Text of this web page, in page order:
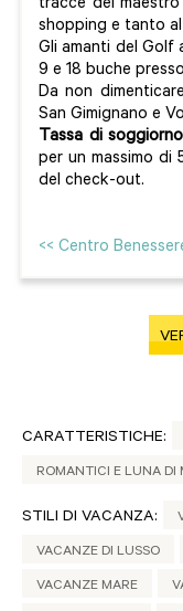
tracce del maestro
shopping e tanto
Gli amanti del Golf
9 e 18 buche
Da non
San Gimignano e
Tassa di soggiorno
per un massimo di
del check-out.
<< Centro
CARATTERISTICHE:
ROMANTICI E LUNA DI
STILI DI VACANZA:
VACANZE DI LUSSO
VACANZE MARE